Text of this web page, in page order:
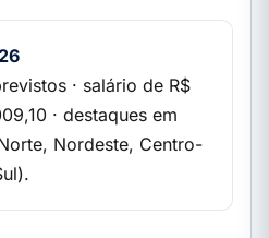
· salário de R$
· destaques em
Nordeste, Centro-